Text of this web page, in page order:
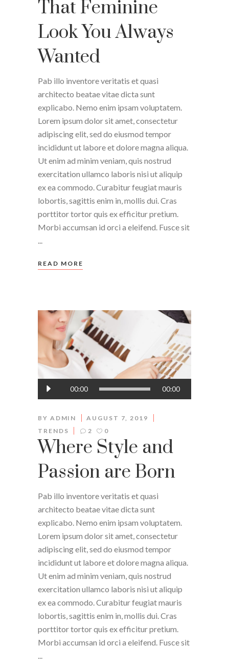
That Feminine
Look You Always
Wanted
Pab illo inventore veritatis et quasi
architecto beatae vitae dicta sunt
explicabo. Nemo enim ipsam voluptatem.
Lorem ipsum dolor sit amet, consectetur
adipiscing elit, sed do eiusmod tempor
incididunt ut labore et dolore magna aliqua.
Ut enim ad minim veniam, quis nostrud
exercitation ullamco laboris nisi ut aliquip
ex ea commodo. Curabitur feugiat mauris
lobortis, sagittis enim in, mollis dui. Cras
porttitor tortor quis ex efficitur pretium.
Morbi accumsan id orci a eleifend. Fusce sit
READ MORE
Audio
Player
00:00 00:00
BY ADMIN
AUGUST 7, 2019
TRENDS
2 0
Where Style and
Passion are Born
Pab illo inventore veritatis et quasi
architecto beatae vitae dicta sunt
explicabo. Nemo enim ipsam voluptatem.
Lorem ipsum dolor sit amet, consectetur
adipiscing elit, sed do eiusmod tempor
incididunt ut labore et dolore magna aliqua.
Ut enim ad minim veniam, quis nostrud
exercitation ullamco laboris nisi ut aliquip
ex ea commodo. Curabitur feugiat mauris
lobortis, sagittis enim in, mollis dui. Cras
porttitor tortor quis ex efficitur pretium.
Morbi accumsan id orci a eleifend. Fusce sit